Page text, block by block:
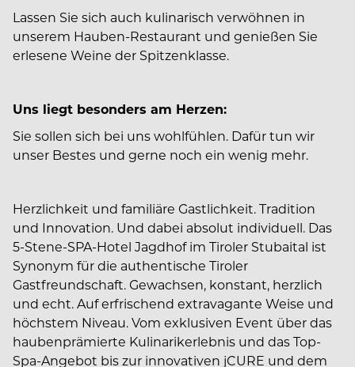
Lassen Sie sich auch kulinarisch verwöhnen in
unserem Hauben-Restaurant und genießen Sie
erlesene Weine der Spitzenklasse.
Uns liegt besonders am Herzen:
Sie sollen sich bei uns wohlfühlen. Dafür tun wir
unser Bestes und gerne noch ein wenig mehr.
Herzlichkeit und familiäre Gastlichkeit. Tradition
und Innovation. Und dabei absolut individuell. Das
5-Stene-SPA-Hotel Jagdhof im Tiroler Stubaital ist
Synonym für die authentische Tiroler
Gastfreundschaft. Gewachsen, konstant, herzlich
und echt. Auf erfrischend extravagante Weise und
höchstem Niveau. Vom exklusiven Event über das
haubenprämierte Kulinarikerlebnis und das Top-
Spa-Angebot bis zur innovativen jCURE und dem